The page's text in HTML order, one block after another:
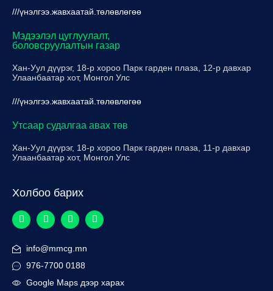
///үнэлгээ.жавхаатай.төлөвлөгөө
Мэдээлэл цуглуулалт,
боловсруулалтын газар
Хан-Уул дүүрэг, 18-р хороо Парк гарден плаза, 12-р давхар
Улаанбаатар хот, Монгол Улс
///үнэлгээ.жавхаатай.төлөвлөгөө
Утсаар судалгаа авах төв
Хан-Уул дүүрэг, 18-р хороо Парк гарден плаза, 11-р давхар
Улаанбаатар хот, Монгол Улс
Холбоо барих
info@mmcg.mn
976-7700 0188
Google Maps дээр харах